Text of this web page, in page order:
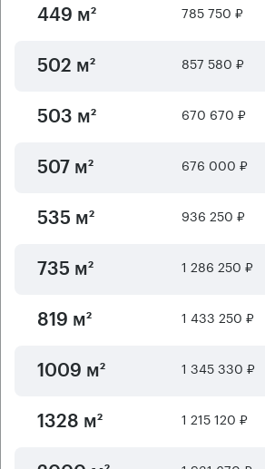
449 м² 785 750 ₽
502 м² 857 580 ₽
503 м² 670 670 ₽
507 м² 676 000 ₽
535 м² 936 250 ₽
735 м² 1 286 250 ₽
819 м² 1 433 250 ₽
1009 м² 1 345 330 ₽
1328 м² 1 215 120 ₽